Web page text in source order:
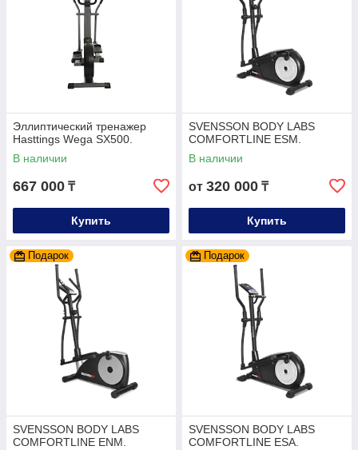
Эллиптический тренажер
Hasttings Wega SX500.
В наличии
667 000 ₸
Купить
SVENSSON BODY LABS
COMFORTLINE ESM.
В наличии
от 320 000 ₸
Купить
Подарок
SVENSSON BODY LABS
COMFORTLINE ENM.
Подарок
SVENSSON BODY LABS
COMFORTLINE ESA.